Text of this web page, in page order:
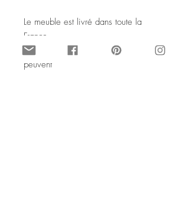
Le meuble est livré dans toute la
France,
Europe, des frais supplémentaires
peuvent